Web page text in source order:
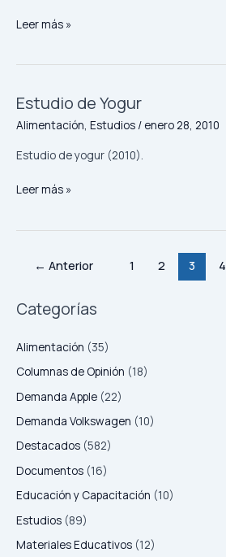
Categorías
Alimentación (35)
Columnas de Opinión (18)
Demanda Apple (22)
Demanda Volkswagen (10)
Destacados (582)
Documentos (16)
Educación y Capacitación (10)
Estudios (89)
Materiales Educativos (12)
Leer más »
Estudio de Yogur
Alimentación, Estudios / enero 28, 2010
Estudio de yogur (2010).
Estudio
de
Leer más »
← Anterior 1 2 3 4